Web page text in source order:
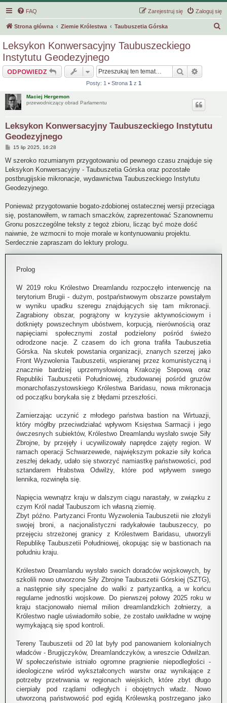
FAQ Zaloguj się
Zarejestruj się
Strona główna Ziemie Królestwa Taubuszetia Górska
Leksykon Konwersacyjny Taubuszeckiego
Instytutu Geodezyjnego
ODPOWIEDZ Szukaj
Posty: 1 • Strona 1 z 1
Maciej Hergemon
przewodniczący obrad Parlamentu
Leksykon Konwersacyjny Taubuszeckiego Instytutu
Geodezyjnego
P
s
15 lip 2025, 16:28
W szeroko rozumianym przygotowaniu od pewnego czasu znajduje się
Leksykon Konwersacyjny - Taubuszetia Górska oraz pozostałe
postbrugijskie mikronacje, wydawnictwa Taubuszeckiego Instytutu
Geodezyjnego.
Ponieważ przygotowanie bogato-zdobionej ostatecznej wersji przeciąga
się, postanowiłem, w ramach smaczków, zaprezentować Szanownemu
Gronu poszczególne teksty z tegoż zbioru, licząc być może dość
naiwnie, że wzmocni to moje morale w kontynuowaniu projektu.
Serdecznie zapraszam do lektury prologu.
Prolog
W 2019 roku Królestwo Dreamlandu rozpoczęło interwencję na
terytorium Brugii - dużym, postpaństwowym obszarze powstałym
w wyniku upadku szeregu znajdujących się tam mikronacji.
Zagrabiony obszar, pogrążony w kryzysie aktywnościowym i
dotknięty powszechnym ubóstwem, korpucją, nierównością oraz
napięciami społecznymi został podzielony pośród świeżo
odrodzone nacje. Z czasem do ich grona trafiła Taubuszetia
Górska. Na skutek powstania organizacji, znanych szerzej jako
Front Wyzwolenia Taubuszetii, wspieranej przez komunistyczną i
znacznie bardziej uprzemysłowioną Krakozję Stepową oraz
Republiki Taubuszetii Południowej, zbudowanej pośród gruzów
monarchofaszystowskiego Królestwa Baridasu, nowa mikronacja
od początku borykała się z błędami przeszłości.
Zamierzając uczynić z młodego państwa bastion na Wirtuazji,
który mógłby przeciwdziałać wpływom Księstwa Sarmacji i jego
ówczesnych subiektów, Królestwo Dreamlandu wysłało swoje Siły
Zbrojne, by przejęły i ucywilizowały naprędce zajęty region. W
ramach operacji Schwarzewede, największym pokazie siły końca
zeszłej dekady, udało się stworzyć namiastkę państwowości, pod
sztandarem Hrabstwa Odwilży, które pod wpływem swego
lennika, rozwinęła się.
Napięcia wewnątrz kraju w dalszym ciągu narastały, w związku z
czym Król nadał Taubuszom ich własną ziemię.
Zbyt późno. Partyzanci Frontu Wyzwolenia Taubuszetii nie złożyli
swojej broni, a nacjonalistyczni radykałowie taubuszeccy, po
przejęciu strzeżonej granicy z Królestwem Baridasu, utworzyli
Republikę Taubuszetii Południowej, okopując się w bastionach na
południu kraju.
Królestwo Dreamlandu wysłało swoich doradców wojskowych, by
szkolili nowo utworzone Siły Zbrojne Taubuszetii Górskiej (SZTG),
a następnie siły specjalne do walki z partyzantką, a w końcu
regularne jednostki wojskowe. Do pierwszej połowy 2025 roku w
kraju stacjonowało niemal milion dreamlandzkich żołnierzy, a
Królestwo nagle uświadomiło sobie, że zostało uwikładne w wojnę
wymykającą się spod kontroli.
Tereny Taubuszetii od 20 lat były pod panowaniem kolonialnych
władców - Brugijczyków, Dreamlandczyków, a wreszcie Odwilżan.
W społeczeństwie istniało ogromne pragnienie niepodległości -
ideologiczne wśród wykształconych warstw oraz wynikające z
potrzeby przetrwania w regionach wiejskich, które zbyt długo
cierpiały pod rządami odległych i obojętnych władz. Nowo
utworzoną państwowość pod egidą Królewską postrzegano jako